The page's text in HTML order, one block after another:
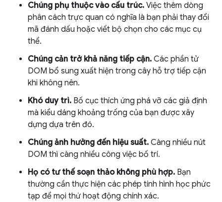
Chúng phụ thuộc vào cấu trúc. Việc thêm dòng
phân cách trực quan có nghĩa là bạn phải thay đổi
mã đánh dấu hoặc viết bộ chọn cho các mục cụ
thể.
Chúng cản trở khả năng tiếp cận. Các phần tử
DOM bổ sung xuất hiện trong cây hỗ trợ tiếp cận
khi không nên.
Khó duy trì. Bố cục thích ứng phá vỡ các giả định
mà kiểu dáng khoảng trống của bạn được xây
dựng dựa trên đó.
Chúng ảnh hưởng đến hiệu suất. Càng nhiều nút
DOM thì càng nhiều công việc bố trí.
Họ có tư thế soạn thảo không phù hợp. Bạn
thường cần thực hiện các phép tính hình học phức
tạp để mọi thứ hoạt động chính xác.